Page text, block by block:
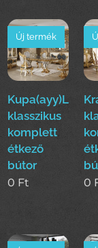
Kupa(ayy)Luxus
klasszikus
komplett
étkező
bútor
Új termék
0 Ft 0